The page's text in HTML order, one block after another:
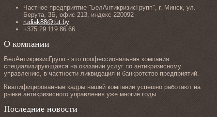
Частное предприятие "БелАнтикризисГрупп", г. Минск, ул.
Берута, 3Б, офис 213, индекс 220092
rudiak88@tut.by
+375 29 119 86 66
О компании
БелАнтикризисГрупп - это профессиональная компания
специализирующаяся на оказании услуг по антикризисному
управлению, в частности ликвидация и банкротство предприятий.
Квалифицированные кадры нашей компании успешно работают на
рынке антикризисного управления уже многие годы.
Последние новости